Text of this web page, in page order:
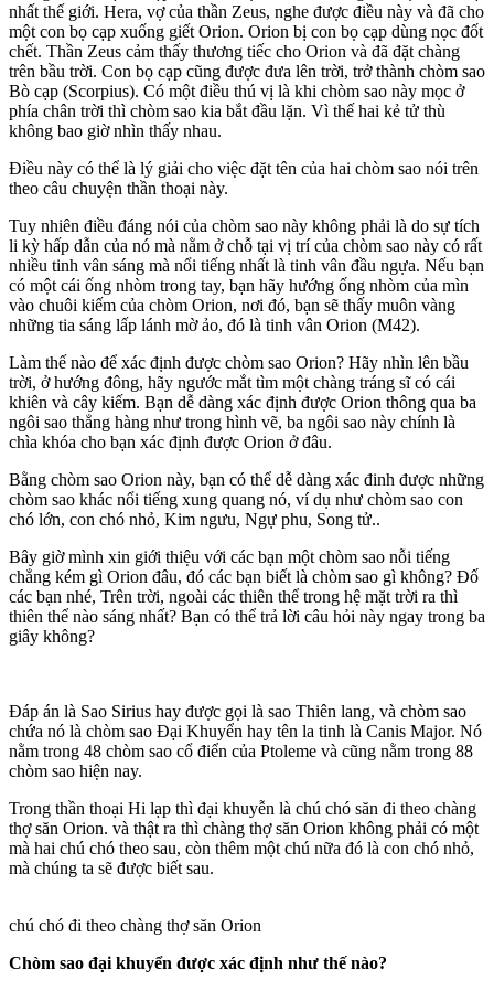
nhất thế giới. Hera, vợ của thần Zeus, nghe được điều này và đã cho
một con bọ cạp xuống giết Orion. Orion bị con bọ cạp dùng nọc đốt
chết. Thần Zeus cảm thấy thương tiếc cho Orion và đã đặt chàng
trên bầu trời. Con bọ cạp cũng được đưa lên trời, trở thành chòm sao
Bò cạp (Scorpius). Có một điều thú vị là khi chòm sao này mọc ở
phía chân trời thì chòm sao kia bắt đầu lặn. Vì thế hai kẻ tử thù
không bao giờ nhìn thấy nhau.
Điều này có thể là lý giải cho việc đặt tên của hai chòm sao nói trên
theo câu chuyện thần thoại này.
Tuy nhiên điều đáng nói của chòm sao này không phải là do sự tích
li kỳ hấp dẫn của nó mà nằm ở chỗ tại vị trí của chòm sao này có rất
nhiều tinh vân sáng mà nổi tiếng nhất là tinh vân đầu ngựa. Nếu bạn
có một cái ống nhòm trong tay, bạn hãy hướng ống nhòm của mìn
vào chuôi kiếm của chòm Orion, nơi đó, bạn sẽ thấy muôn vàng
những tia sáng lấp lánh mờ ảo, đó là tinh vân Orion (M42).
Làm thế nào để xác định được chòm sao Orion? Hãy nhìn lên bầu
trời, ở hướng đông, hãy ngước mắt tìm một chàng tráng sĩ có cái
khiên và cây kiếm. Bạn dễ dàng xác định được Orion thông qua ba
ngôi sao thẳng hàng như trong hình vẽ, ba ngôi sao này chính là
chìa khóa cho bạn xác định được Orion ở đâu.
Bằng chòm sao Orion này, bạn có thể dễ dàng xác đinh được những
chòm sao khác nổi tiếng xung quang nó, ví dụ như chòm sao con
chó lớn, con chó nhỏ, Kim ngưu, Ngự phu, Song tử..
Bây giờ mình xin giới thiệu với các bạn một chòm sao nỗi tiếng
chẳng kém gì Orion đâu, đó các bạn biết là chòm sao gì không? Đố
các bạn nhé, Trên trời, ngoài các thiên thể trong hệ mặt trời ra thì
thiên thể nào sáng nhất? Bạn có thể trả lời câu hỏi này ngay trong ba
giây không?
Đáp án là Sao Sirius hay được gọi là sao Thiên lang, và chòm sao
chứa nó là chòm sao Đại Khuyển hay tên la tinh là Canis Major. Nó
nằm trong 48 chòm sao cổ điển của Ptoleme và cũng nằm trong 88
chòm sao hiện nay.
Trong thần thoại Hi lạp thì đại khuyễn là chú chó săn đi theo chàng
thợ săn Orion. và thật ra thì chàng thợ săn Orion không phải có một
mà hai chú chó theo sau, còn thêm một chú nữa đó là con chó nhỏ,
mà chúng ta sẽ được biết sau.
chú chó đi theo chàng thợ săn Orion
Chòm sao đại khuyển được xác định như thế nào?